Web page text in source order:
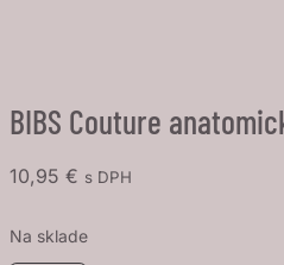
BIBS Couture
10,95 € s DPH
Na sklade